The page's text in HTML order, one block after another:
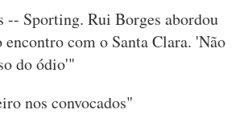
-- Sporting. Rui Borges abordou
com o Santa Clara. 'Não
do ódio'"
nos convocados"